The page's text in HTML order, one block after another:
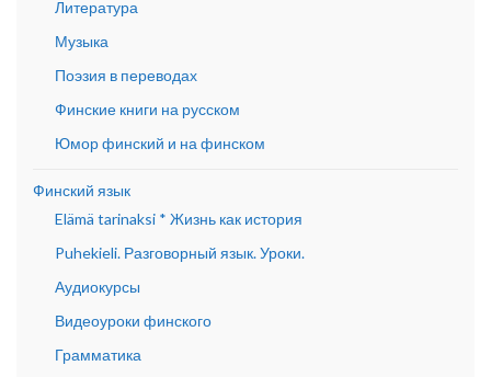
Литература
Музыка
Поэзия в переводах
Финские книги на русском
Юмор финский и на финском
Финский язык
Elämä tarinaksi * Жизнь как история
Puhekieli. Разговорный язык. Уроки.
Аудиокурсы
Видеоуроки финского
Грамматика